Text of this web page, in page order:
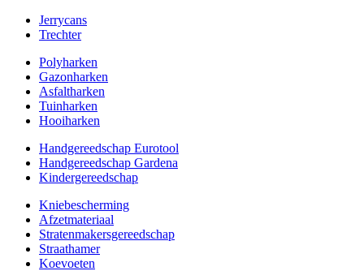
Jerrycans
Trechter
Polyharken
Gazonharken
Asfaltharken
Tuinharken
Hooiharken
Handgereedschap Eurotool
Handgereedschap Gardena
Kindergereedschap
Kniebescherming
Afzetmateriaal
Stratenmakersgereedschap
Straathamer
Koevoeten